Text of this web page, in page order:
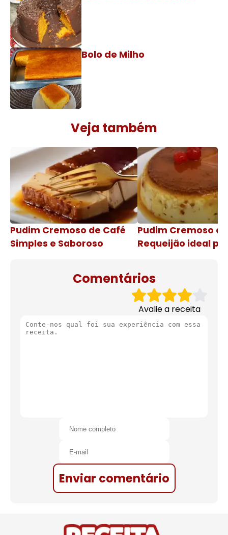
Bolo de Milho
Veja também
Pudim Cremoso de Café
Simples e Saboroso
Pudim Cremoso
Requeijão ideal
Comentários
Avalie a receita
Enviar comentário